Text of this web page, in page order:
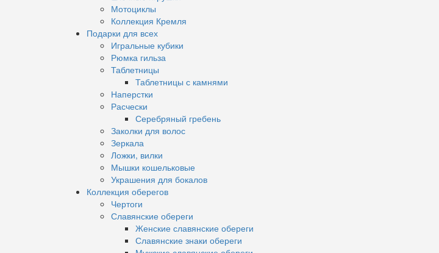
Мотоциклы
Коллекция Кремля
Подарки для всех
Игральные кубики
Рюмка гильза
Таблетницы
Таблетницы с камнями
Наперстки
Расчески
Серебряный гребень
Заколки для волос
Зеркала
Ложки, вилки
Мышки кошельковые
Украшения для бокалов
Коллекция оберегов
Чертоги
Славянские обереги
Женские славянские обереги
Славянские знаки обереги